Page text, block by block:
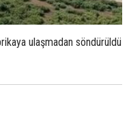
ulaşmadan söndürüldü